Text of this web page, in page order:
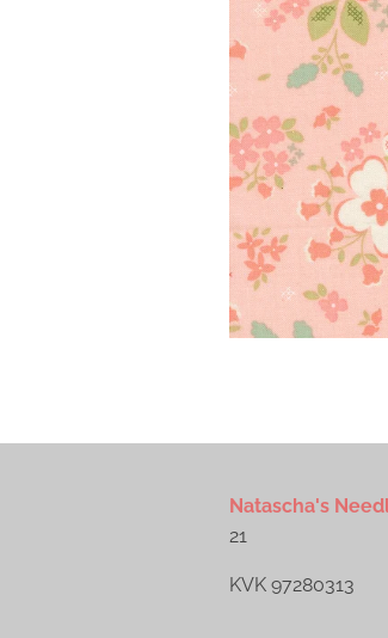
Natascha's
21 9035
KVK 97280313